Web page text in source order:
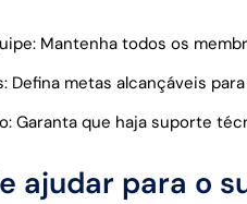
Mantenha todos os
Defina metas alcançáveis
Garanta que haja suporte
ajudar para o